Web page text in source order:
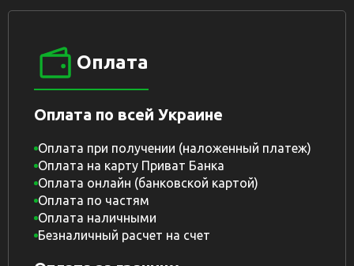
Оплата
Оплата по всей Украине
Оплата при получении (наложенный платеж)
Оплата на карту Приват Банка
Оплата онлайн (банковской картой)
Оплата по частям
Оплата наличными
Безналичный расчет на счет